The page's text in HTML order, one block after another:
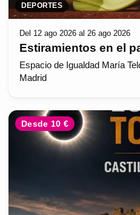
DEPORTES
Del 12 ago 2026 al 26 ago 2026
Estiramientos en el
Espacio de Igualdad María
Madrid
Desde 10 €